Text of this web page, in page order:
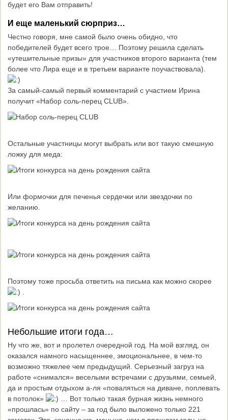
будет его Вам отправить!
И еще маленький сюрприз…
Честно говоря, мне самой было очень обидно, что
победителей будет всего трое… Поэтому решила сделать
«утешительные призы» для участников второго варианта (тем
более что Лира еще и в третьем варианте поучаствовала).
За самый-самый первый комментарий с участием Ирина
получит «Набор соль-перец CLUB».
Остальные участницы могут выбрать или вот такую смешную
ложку для меда:
Или формочки для печенья сердечки или звездочки по
желанию.
Поэтому тоже просьба ответить на письма как можно скорее
.
Небольшие итоги года…
Ну что же, вот и пролетел очередной год. На мой взгляд, он
оказался намного насыщеннее, эмоциональнее, в чем-то
возможно тяжелее чем предыдущий. Серьезный загруз на
работе «снимался» веселыми встречами с друзьями, семьей,
да и простым отдыхом а-ля «поваляться на диване, поплевать
в потолок»
… Вот только такая бурная жизнь немного
«прошлась» по сайту – за год было выложено только 221